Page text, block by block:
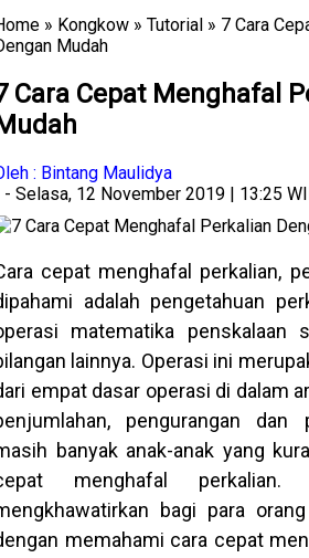
» Kongkow » Tutorial » 7 Cara
Mudah
Cara Cepat Menghafal
: Bintang Maulidya
- Selasa, 12 November 2019 | 13:25
cepat menghafal perkalian,
adalah pengetahuan
matematika penskalaan
lainnya. Operasi ini
empat dasar operasi di dalam
pengurangan
banyak anak-anak yang
menghafal
bagi para
memahami cara cepat